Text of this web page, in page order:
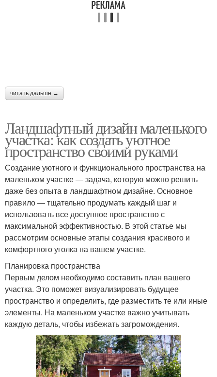
читать дальше →
Ландшафтный дизайн маленького
участка: как создать уютное
пространство своими руками
Создание уютного и функционального пространства на
маленьком участке — задача, которую можно решить
даже без опыта в ландшафтном дизайне. Основное
правило — тщательно продумать каждый шаг и
использовать все доступное пространство с
максимальной эффективностью. В этой статье мы
рассмотрим основные этапы создания красивого и
комфортного уголка на вашем участке.
Планировка пространства
Первым делом необходимо составить план вашего
участка. Это поможет визуализировать будущее
пространство и определить, где разместить те или иные
элементы. На маленьком участке важно учитывать
каждую деталь, чтобы избежать загромождения.